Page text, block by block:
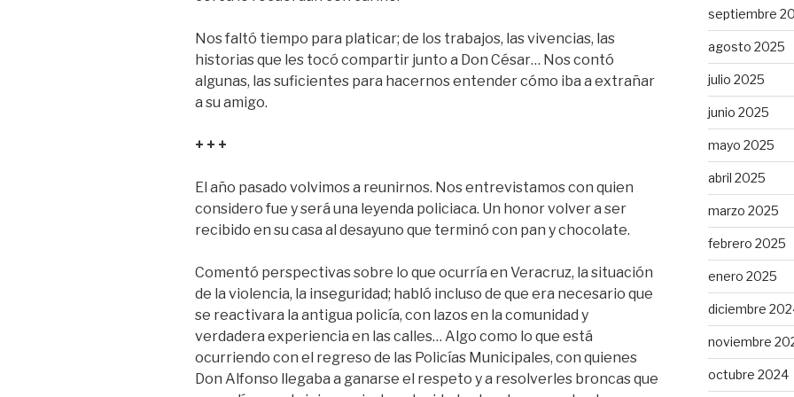
Nos faltó tiempo para platicar; de los trabajos, las vivencias, las
historias que les tocó compartir junto a Don César… Nos contó
algunas, las suficientes para hacernos entender cómo iba a extrañar
a su amigo.
+ + +
El año pasado volvimos a reunirnos. Nos entrevistamos con quien
considero fue y será una leyenda policiaca. Un honor volver a ser
recibido en su casa al desayuno que terminó con pan y chocolate.
Comentó perspectivas sobre lo que ocurría en Veracruz, la situación
de la violencia, la inseguridad; habló incluso de que era necesario que
se reactivara la antigua policía, con lazos en la comunidad y
verdadera experiencia en las calles… Algo como lo que está
ocurriendo con el regreso de las Policías Municipales, con quienes
Don Alfonso llegaba a ganarse el respeto y a resolverles broncas que
septiembre
agosto 2025
julio 2025
junio 2025
mayo 2025
abril 2025
marzo 2025
febrero 2025
enero 2025
diciembre
noviembre
octubre 2024